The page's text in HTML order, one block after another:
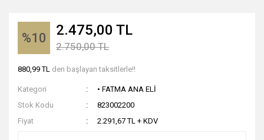
%10 2.475,00 TL
2.750,00 TL
880,99 TL den başlayan taksitlerle!!
Kategori
• FATMA ANA ELİ
Stok Kodu
823002200
Fiyat
2.291,67 TL + KDV